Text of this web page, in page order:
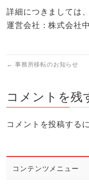
詳細につきましては
運営会社：株式会社
← 事務所移転のお知らせ
コメントを残
コメントを投稿する
コンテンツメニュー